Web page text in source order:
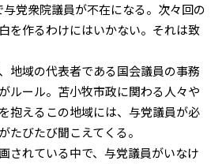
党衆院議員が不在になる。次々回の
を作るわけにはいかない。それは致
地域の代表者である国会議員の事務
ルール。苫小牧市政に関わる人々や
抱えるこの地域には、与党議員が必
たびたび聞こえてくる。
されている中で、与党議員がいなけ